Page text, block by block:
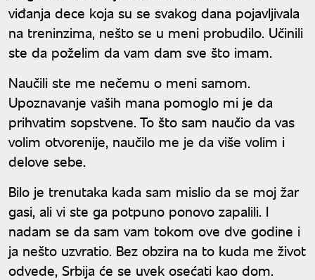
viđanja dece koja su se svakog dana pojavljivala
na treninzima, nešto se u meni probudilo. Učinili
ste da poželim da vam dam sve što imam.
Naučili ste me nečemu o meni samom.
Upoznavanje vaših mana pomoglo mi je da
prihvatim sopstvene. To što sam naučio da vas
volim otvorenije, naučilo me je da više volim i
delove sebe.
Bilo je trenutaka kada sam mislio da se moj žar
gasi, ali vi ste ga potpuno ponovo zapalili. I
nadam se da sam vam tokom ove dve godine i
ja nešto uzvratio. Bez obzira na to kuda me život
odvede, Srbija će se uvek osećati kao dom.